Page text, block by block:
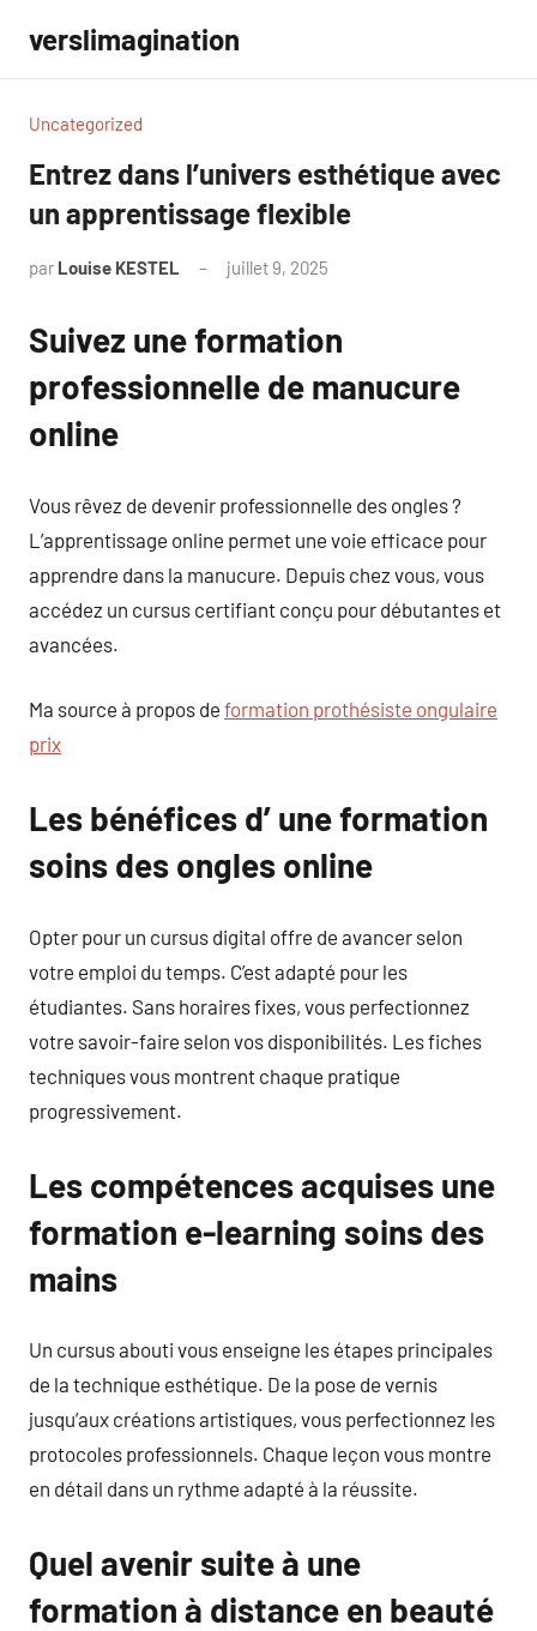
contenu
verslimagination
Uncategorized
Entrez dans l’univers esthétique avec
un apprentissage flexible
par Louise KESTEL juillet 9, 2025
Suivez une formation
professionnelle de manucure
online
Vous rêvez de devenir professionnelle des ongles ?
L’apprentissage online permet une voie efficace pour
apprendre dans la manucure. Depuis chez vous, vous
accédez un cursus certifiant conçu pour débutantes et
avancées.
Ma source à propos de formation prothésiste ongulaire
prix
Les bénéfices d’ une formation
soins des ongles online
Opter pour un cursus digital offre de avancer selon
votre emploi du temps. C’est adapté pour les
étudiantes. Sans horaires fixes, vous perfectionnez
votre savoir-faire selon vos disponibilités. Les fiches
techniques vous montrent chaque pratique
progressivement.
Les compétences acquises une
formation e-learning soins des
mains
Un cursus abouti vous enseigne les étapes principales
de la technique esthétique. De la pose de vernis
jusqu’aux créations artistiques, vous perfectionnez les
protocoles professionnels. Chaque leçon vous montre
en détail dans un rythme adapté à la réussite.
Quel avenir suite à une
formation à distance en beauté